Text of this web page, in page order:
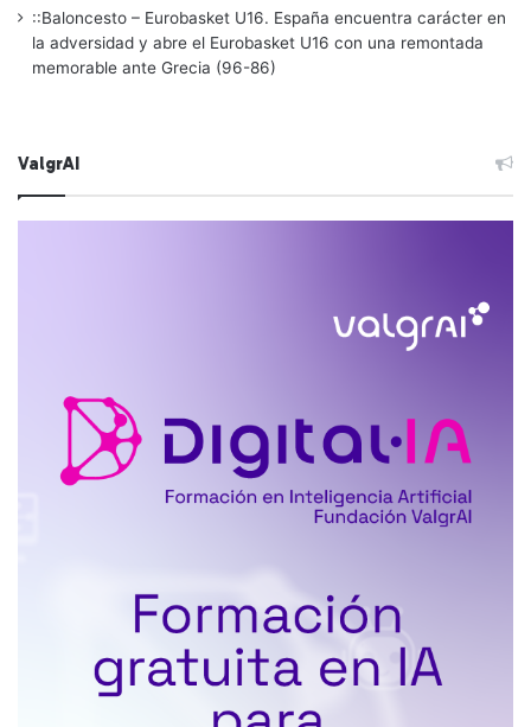
::Baloncesto – Eurobasket U16. España encuentra carácter en
la adversidad y abre el Eurobasket U16 con una remontada
memorable ante Grecia (96-86)
ValgrAI